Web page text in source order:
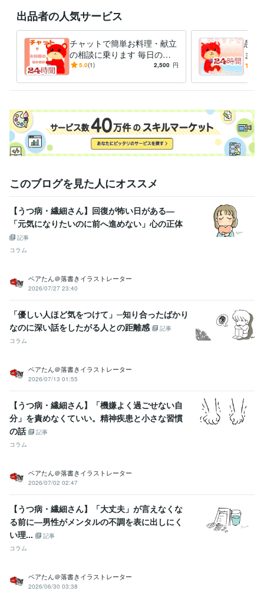
出品者の人気サービス
チャットで簡単お料理・献立
の相談に乗ります 毎日の献
立や栄養に悩んでいる方、一
5.0(1) 2,500 円
愚痴
ます
心！
このブログを見た人にオススメ
【うつ病・繊細さん】回復が怖い日がある―
「元気になりたいのに前へ進めない」心の正体
記事
コラム
ベアたん＠落書きイラストレーター
2026/07/27 23:40
「優しい人ほど気をつけて」─知り合ったばかり
なのに深い話をしたがる人との距離感
記事
コラム
ベアたん＠落書きイラストレーター
2026/07/13 01:55
【うつ病・繊細さん】「機嫌よく過ごせない自
分」を責めなくていい。精神疾患と小さな習慣
の話
記事
コラム
ベアたん＠落書きイラストレーター
2026/07/02 02:47
【うつ病・繊細さん】「大丈夫」が言えなくな
る前に—男性がメンタルの不調を表に出しにく
い理...
記事
コラム
ベアたん＠落書きイラストレーター
2026/06/30 03:38